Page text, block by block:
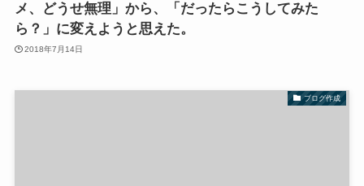
メ、どうせ無理」から、「だったらこうしてみた
ら？」に変えようと思えた。
2018年7月14日
ブログ作成